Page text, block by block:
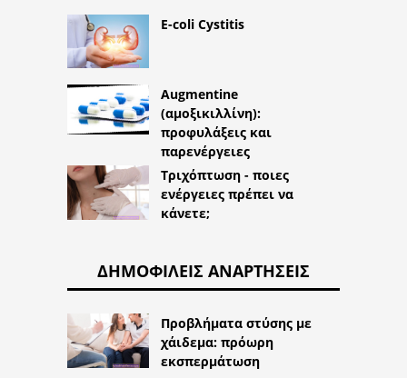
E-coli Cystitis
Augmentine
(αμοξικιλλίνη):
προφυλάξεις και
παρενέργειες
Τριχόπτωση - ποιες
ενέργειες πρέπει να
κάνετε;
ΔΗΜΟΦΙΛΕΊΣ ΑΝΑΡΤΉΣΕΙΣ
Προβλήματα στύσης με
χάιδεμα: πρόωρη
εκσπερμάτωση